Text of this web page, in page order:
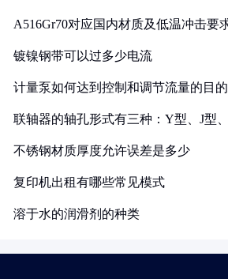
A516Gr70对应国内材质及低温冲击要
镀镍钢带可以过多少电流
计量泵如何达到控制和调节流量的目的
联轴器的轴孔形式有三种：Y型、J型
不锈钢材质厚度允许误差是多少
复印机出租有哪些常见模式
溶于水的润滑剂的种类